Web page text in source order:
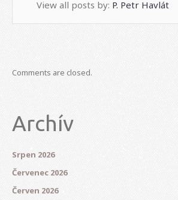
View all posts by: P. Petr Havlát
Comments are closed.
Archív
Srpen 2026
Červenec 2026
Červen 2026